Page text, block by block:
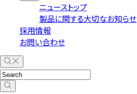
ニューストップ
製品に関する大切なお知らせ
採用情報
お問い合わせ